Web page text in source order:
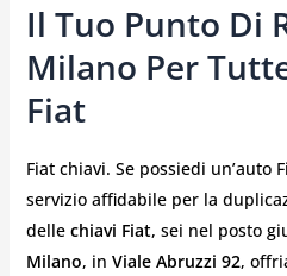
Il Tuo Punto Di
Milano Per
Fiat
Fiat chiavi. Se possiedi un’auto
servizio affidabile per la
delle chiavi Fiat, sei nel posto
Milano, in Viale Abruzzi 92,